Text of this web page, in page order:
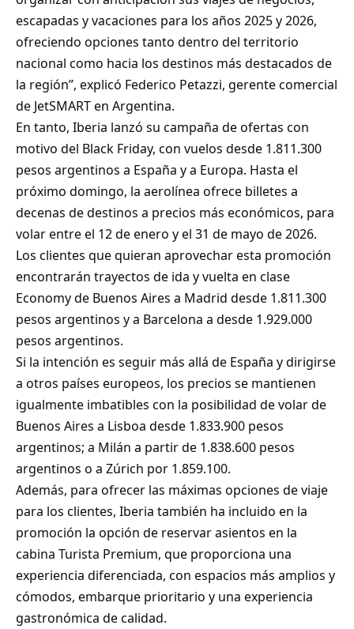
escapadas y vacaciones para los años 2025 y 2026,
ofreciendo opciones tanto dentro del territorio
nacional como hacia los destinos más destacados de
la región”, explicó Federico Petazzi, gerente comercial
de JetSMART en Argentina.
En tanto, Iberia lanzó su campaña de ofertas con
motivo del Black Friday, con vuelos desde 1.811.300
pesos argentinos a España y a Europa. Hasta el
próximo domingo, la aerolínea ofrece billetes a
decenas de destinos a precios más económicos, para
volar entre el 12 de enero y el 31 de mayo de 2026.
Los clientes que quieran aprovechar esta promoción
encontrarán trayectos de ida y vuelta en clase
Economy de Buenos Aires a Madrid desde 1.811.300
pesos argentinos y a Barcelona a desde 1.929.000
pesos argentinos.
Si la intención es seguir más allá de España y dirigirse
a otros países europeos, los precios se mantienen
igualmente imbatibles con la posibilidad de volar de
Buenos Aires a Lisboa desde 1.833.900 pesos
argentinos; a Milán a partir de 1.838.600 pesos
argentinos o a Zúrich por 1.859.100.
Además, para ofrecer las máximas opciones de viaje
para los clientes, Iberia también ha incluido en la
promoción la opción de reservar asientos en la
cabina Turista Premium, que proporciona una
experiencia diferenciada, con espacios más amplios y
cómodos, embarque prioritario y una experiencia
gastronómica de calidad.